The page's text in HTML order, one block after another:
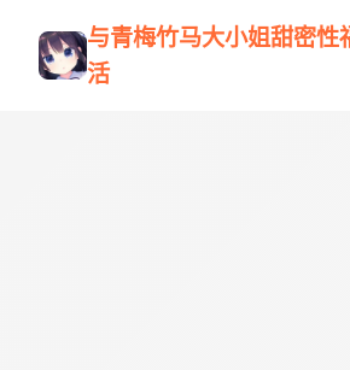
与青梅竹马大小姐甜密性
活